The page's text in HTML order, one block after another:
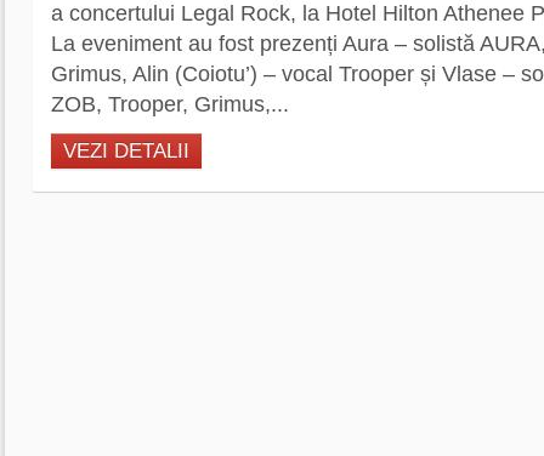
a concertului Legal Rock, la Hotel Hilton Athenee
La eveniment au fost prezenți Aura – solistă
Grimus, Alin (Coiotu’) – vocal Trooper și Vlase –
ZOB, Trooper, Grimus,...
VEZI DETALII